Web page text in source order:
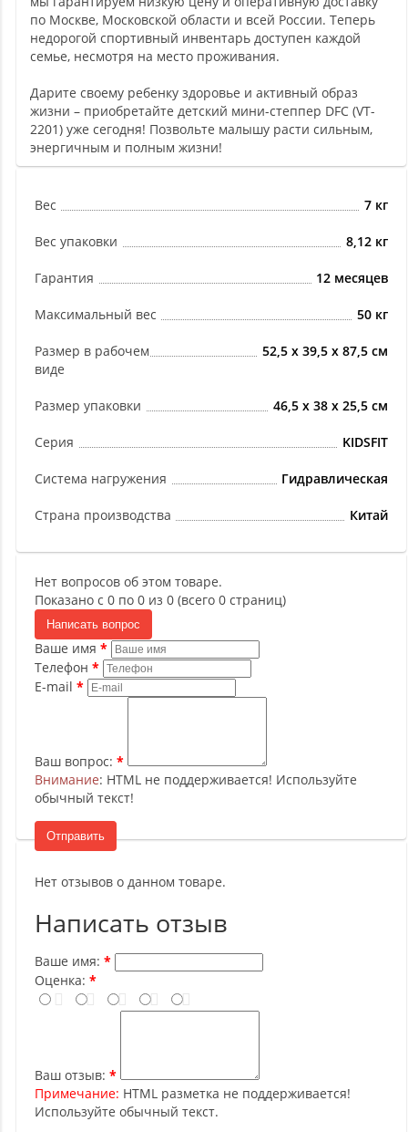
по Москве, Московской области и всей России. Теперь
недорогой спортивный инвентарь доступен каждой
семье, несмотря на место проживания.
Дарите своему ребенку здоровье и активный образ
жизни – приобретайте детский мини-степпер DFC (VT-
2201) уже сегодня! Позвольте малышу расти сильным,
энергичным и полным жизни!
Вес 7 кг
Вес упаковки 8,12 кг
Гарантия 12 месяцев
Максимальный вес 50 кг
Размер в рабочем
виде
52,5 х 39,5 х 87,5 см
Размер упаковки 46,5 х 38 х 25,5 см
Серия KIDSFIT
Система нагружения Гидравлическая
Страна производства Китай
Нет вопросов об этом товаре.
Показано с 0 по 0 из 0 (всего 0 страниц)
Написать вопрос
Ваше имя
Телефон
E-mail
Ваш вопрос:
Внимание: HTML не поддерживается! Используйте
обычный текст!
Отправить
Нет отзывов о данном товаре.
Написать отзыв
Ваше имя:
Оценка:
Ваш отзыв:
Примечание: HTML разметка не поддерживается!
Используйте обычный текст.